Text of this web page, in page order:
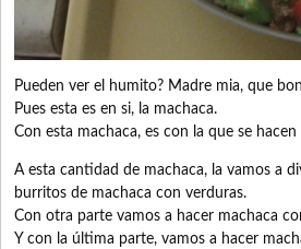
Pueden ver el humito? Madre mia, que
Pues esta es en si, la machaca.
Con esta machaca, es con la que se
A esta cantidad de machaca, la vamos a
burritos de machaca con verduras.
Con otra parte vamos a hacer machaca
Y con la última parte, vamos a hacer